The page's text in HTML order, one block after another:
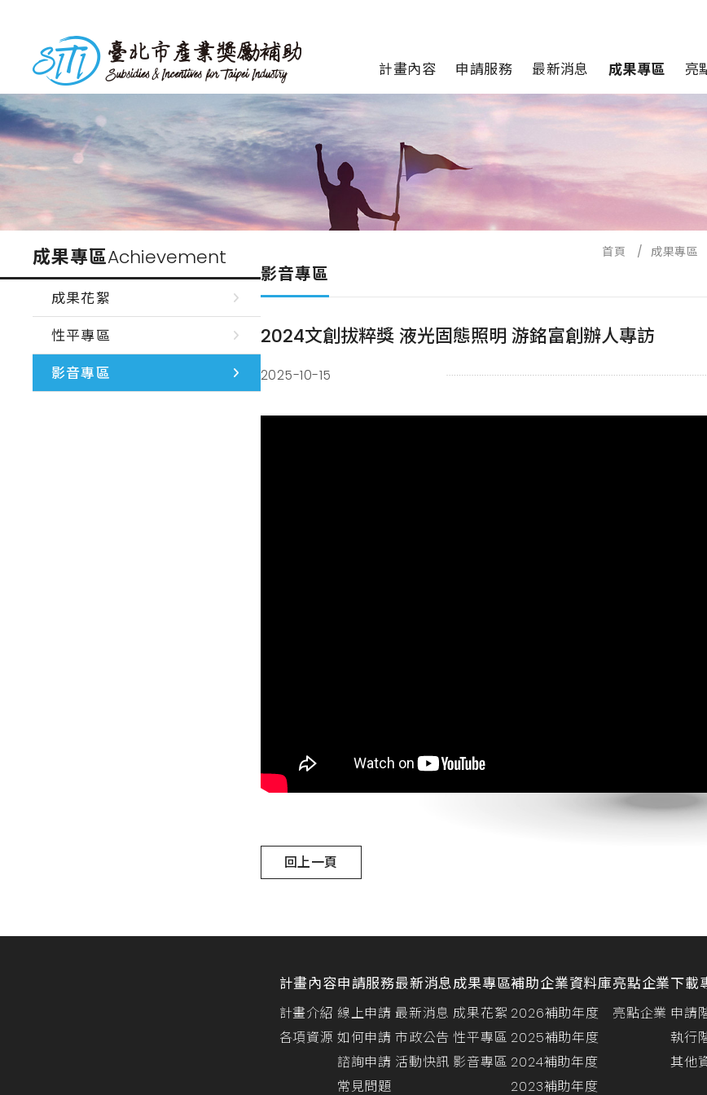
內
容
台北市產業獎勵補助
計畫內容 申請服務 最新消息 成果專區 亮
成果專區Achievement
成果花絮
性平專區
影音專區
首頁 / 成果專區
影音專區
2024文創拔粹獎 液光固態照明 游銘富創辦人專訪
2025-10-15
回上一頁
計畫內容
計畫介紹
各項資源
申請服務
線上申請
如何申請
諮詢申請
常見問題
最新消息
最新消息
市政公告
活動快訊
成果專區
成果花絮
性平專區
影音專區
補助企業資料庫
2026補助年度
2025補助年度
2024補助年度
2023補助年度
亮點企業
亮點企業
下載
申請
執行
其他